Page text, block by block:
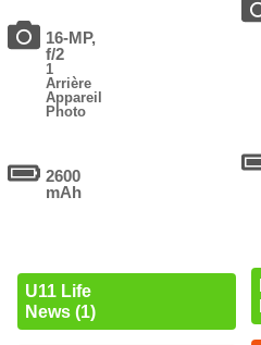
16-MP,
f/2
1
Arrière
Appareil
Photo
2600
mAh
U11 Life
News (1)